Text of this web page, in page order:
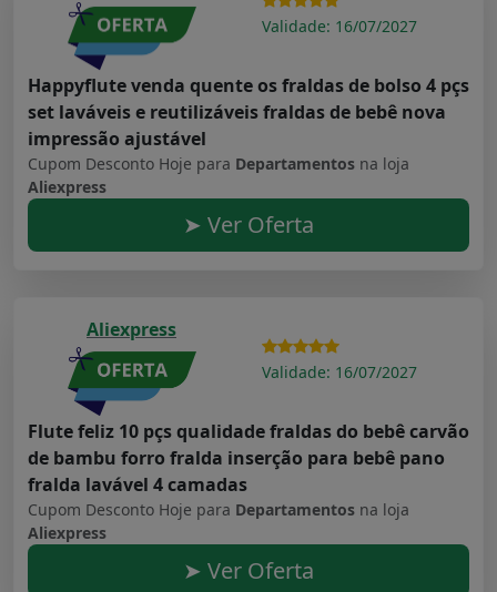
Validade: 16/07/2027
Happyflute venda quente os fraldas de bolso 4 pçs
set laváveis e reutilizáveis fraldas de bebê nova
impressão ajustável
Cupom Desconto Hoje para Departamentos na loja
Aliexpress
➤ Ver Oferta
Aliexpress
Validade: 16/07/2027
Flute feliz 10 pçs qualidade fraldas do bebê carvão
de bambu forro fralda inserção para bebê pano
fralda lavável 4 camadas
Cupom Desconto Hoje para Departamentos na loja
Aliexpress
➤ Ver Oferta